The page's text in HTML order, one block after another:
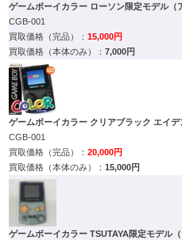
ゲームボーイカラー ローソン限定モデル（
CGB-001
15,000円
7,000円
ゲームボーイカラー クリアブラック エイ
CGB-001
20,000円
15,000円
ゲームボーイカラー TSUTAYA限定モデル（